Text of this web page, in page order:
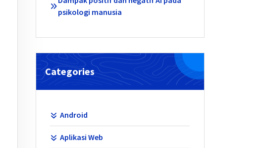
psikologi manusia
Categories
Android
Aplikasi Web